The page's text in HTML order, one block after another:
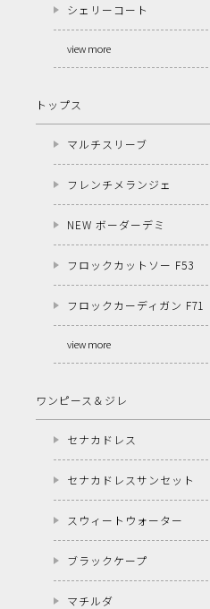
シェリーコート
view more
トップス
マルチスリーブ
フレンチメランジェ
NEW ボーダーデミ
フロックカットソー F53
フロックカーディガン F71
view more
ワンピース＆ジレ
セナカドレス
セナカドレスサンセット
スウィートウォーター
ブラックケープ
マチルダ